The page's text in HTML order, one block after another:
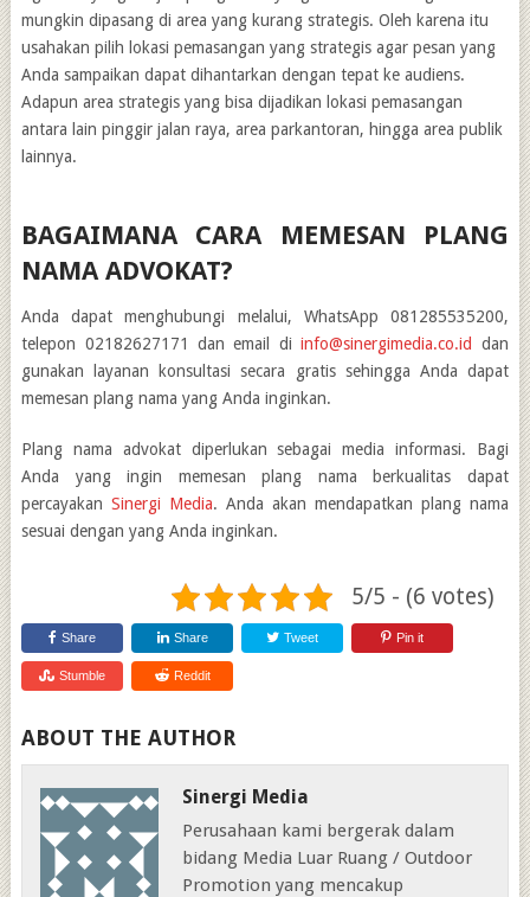
mungkin dipasang di area yang kurang strategis. Oleh karena itu
usahakan pilih lokasi pemasangan yang strategis agar pesan yang
Anda sampaikan dapat dihantarkan dengan tepat ke audiens.
Adapun area strategis yang bisa dijadikan lokasi pemasangan
antara lain pinggir jalan raya, area parkantoran, hingga area publik
lainnya.
BAGAIMANA CARA MEMESAN PLANG
NAMA ADVOKAT?
Anda dapat menghubungi melalui, WhatsApp 081285535200,
telepon 02182627171 dan email diinfo@sinergimedia.co.id
dan
gunakan layanan konsultasi secara gratis sehingga Anda dapat
memesan plang nama yang Anda inginkan.
Plang nama advokat diperlukan sebagai media informasi. Bagi
Anda yang ingin memesan plang nama berkualitas dapat
percayakanSinergi Media. Anda akan mendapatkan plang nama
sesuai dengan yang Anda inginkan.
5/5 - (6 votes)
Share Share Tweet Pin it
Stumble Reddit
ABOUT THE AUTHOR
Sinergi Media
Perusahaan kami bergerak dalam
bidang Media Luar Ruang / Outdoor
Promotion yang mencakup